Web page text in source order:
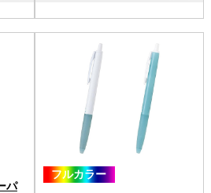
パ
フルカラー